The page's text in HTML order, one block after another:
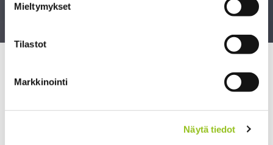
Mieltymykset
Tilastot
Markkinointi
Näytä tiedot
kehittäminen – avaimet tulevaisuuskestävään
hallitukseen